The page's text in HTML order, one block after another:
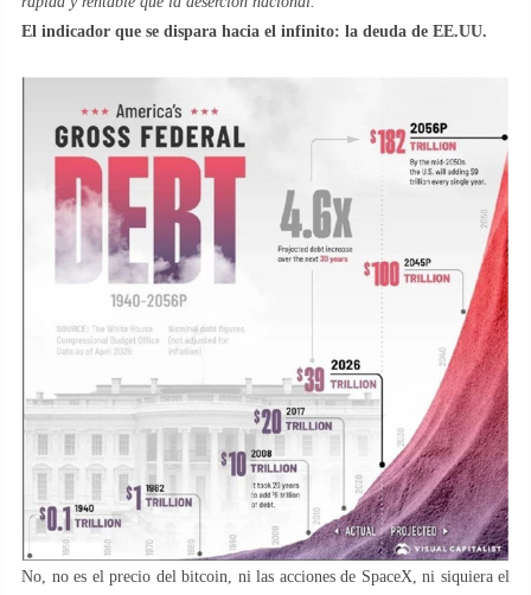
El indicador que se dispara hacia el infinito: la deuda de EE.UU.
No, no es el precio del bitcoin, ni las acciones de SpaceX, ni siquiera el